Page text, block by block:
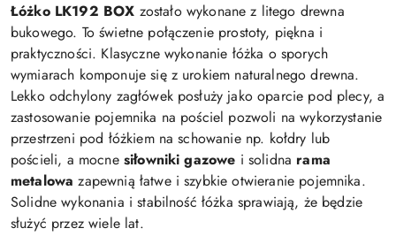
Łóżko LK192 BOX zostało wykonane z litego drewna
bukowego. To świetne połączenie prostoty, piękna i
praktyczności. Klasyczne wykonanie łóżka o sporych
wymiarach komponuje się z urokiem naturalnego drewna.
Lekko odchylony zagłówek posłuży jako oparcie pod plecy, a
zastosowanie pojemnika na pościel pozwoli na wykorzystanie
przestrzeni pod łóżkiem na schowanie np. kołdry lub
pościeli, a mocne siłowniki gazowe i solidna rama
metalowa zapewnią łatwe i szybkie otwieranie pojemnika.
Solidne wykonania i stabilność łóżka sprawiają, że będzie
służyć przez wiele lat.